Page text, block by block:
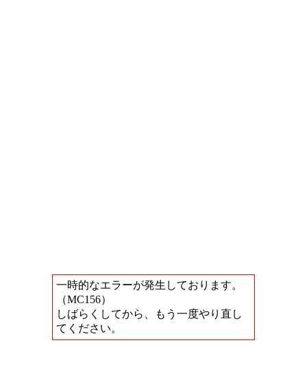
一時的なエラーが発生しております。
（MC156）
しばらくしてから、もう一度やり直し
てください。